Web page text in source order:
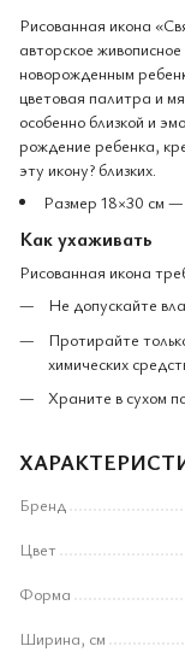
Рисованная икона
авторское
новорожденным
цветовая палитра и
особенно близкой и
рождение ребенка,
эту икону? близких.
Размер 18×30 см —
Как ухаживать
Рисованная икона
Не допускайте
Протирайте
химических
Храните в сухом
Бренд
Цвет
Форма
Ширина, см